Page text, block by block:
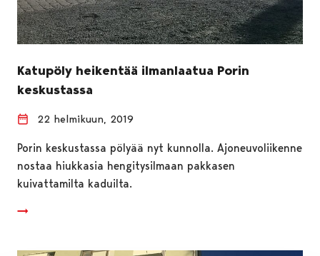
Katupöly heikentää ilmanlaatua Porin
keskustassa
22 helmikuun, 2019
Porin keskustassa pölyää nyt kunnolla. Ajoneuvoliikenne
nostaa hiukkasia hengitysilmaan pakkasen
kuivattamilta kaduilta.